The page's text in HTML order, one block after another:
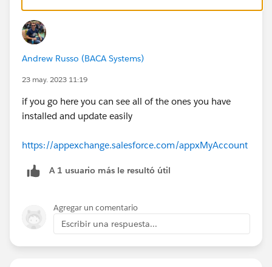
Andrew Russo (BACA Systems)
23 may. 2023 11:19
if you go here you can see all of the ones you have
installed and update easily
https://appexchange.salesforce.com/appxMyAccount
A 1 usuario más le resultó útil
Agregar un comentario
Escribir una respuesta...